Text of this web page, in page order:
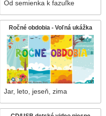
Od semienka k fazuľke
Ročné obdobia - Voľná ukážka
Jar, leto, jeseň, zima